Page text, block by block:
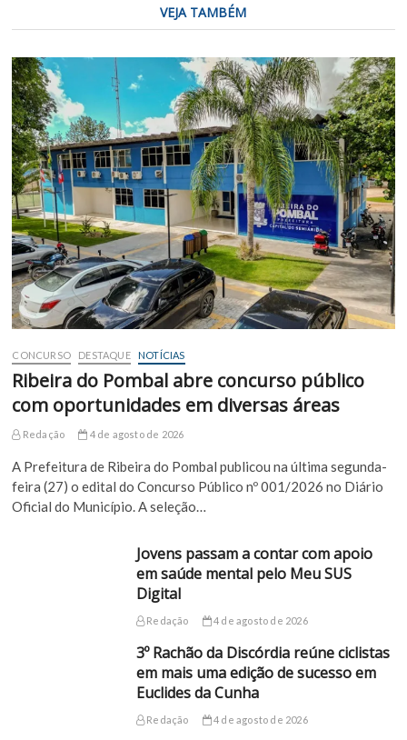
VEJA TAMBÉM
CONCURSO DESTAQUE NOTÍCIAS
Ribeira do Pombal abre concurso público
com oportunidades em diversas áreas
Redação 4 de agosto de 2026
A Prefeitura de Ribeira do Pombal publicou na última segunda-
feira (27) o edital do Concurso Público nº 001/2026 no Diário
Oficial do Município. A seleção…
Jovens passam a contar com apoio
em saúde mental pelo Meu SUS
Digital
Redação 4 de agosto de 2026
3º Rachão da Discórdia reúne ciclistas
em mais uma edição de sucesso em
Euclides da Cunha
Redação 4 de agosto de 2026